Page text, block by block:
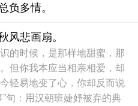
负多情。
风悲画扇。
的时候，是那样地甜蜜，那
但你我本应当相亲相爱，却
轻易地变了心，你却反而说
句：用汉朝班婕妤被弃的典